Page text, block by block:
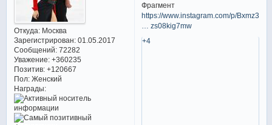
Откуда:Москва
Зарегистрирован: 01.05.2017
Сообщений:72282
Уважение: +360235
Позитив: +120667
Пол:Женский
Награды:
Фрагмент
https://www.instagram.com/p/
… zs08kig7mw
+4